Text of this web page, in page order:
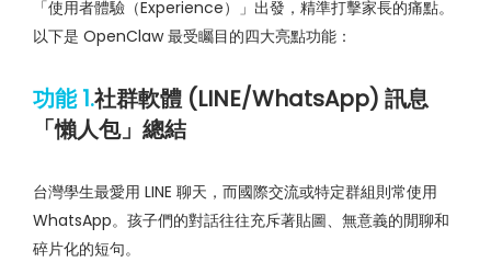
「使用者體驗（Experience）」出發，精準打擊家長的痛點。
以下是 OpenClaw 最受矚目的四大亮點功能：
功能 1.社群軟體 (LINE/WhatsApp) 訊息
「懶人包」總結
台灣學生最愛用 LINE 聊天，而國際交流或特定群組則常使用
WhatsApp。孩子們的對話往往充斥著貼圖、無意義的閒聊和
碎片化的短句。